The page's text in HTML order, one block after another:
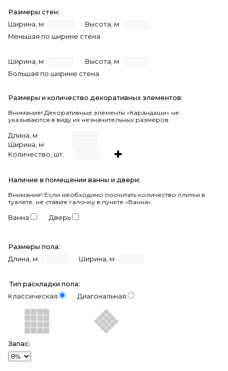
Размеры стен:
Ширина, м
Высота, м
Меньшая по ширине стена
Ширина, м
Высота, м
Большая по ширине стена
Размеры и количество декоративных элементов:
Внимание! Декоративные элементы «Карандаши» не
указываются в виду их незначительных размеров.
Длина, м
Ширина, м
Количество, шт.
Наличие в помещении ванны и двери:
Внимание! Если необходимо посчитать количество плитки в
туалете, не ставьте галочку в пункте «Ванна».
Ванна Дверь
Размеры пола:
Длина, м
Ширина, м
Тип раскладки пола:
Классическая
Диагональная
Запас: